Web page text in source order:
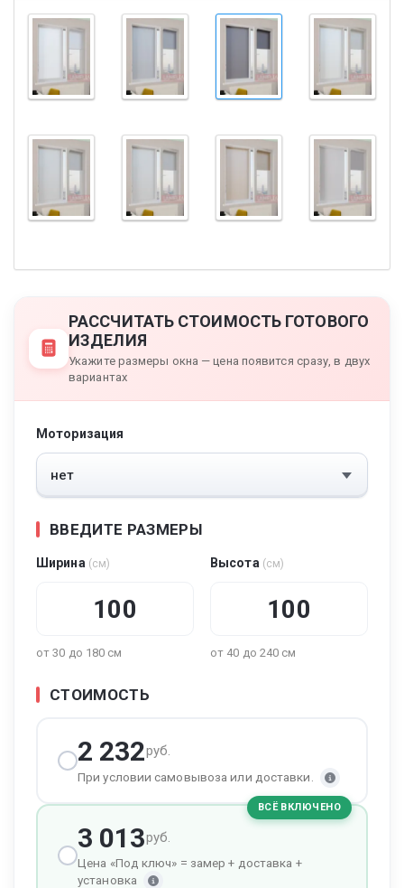
РАССЧИТАТЬ СТОИМОСТЬ ГОТОВОГО
ИЗДЕЛИЯ
Укажите размеры окна — цена появится сразу, в двух
вариантах
Моторизация
ВВЕДИТЕ РАЗМЕРЫ
Ширина (см)
от 30 до 180 см
Высота (см)
от 40 до 240 см
СТОИМОСТЬ
2 232руб.
При условии самовывоза или доставки.
ВСЁ ВКЛЮЧЕНО
3 013руб.
Цена «Под ключ» = замер + доставка +
установка